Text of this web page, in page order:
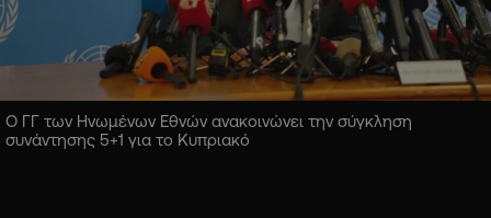
Ο ΓΓ των Ηνωμένων Εθνών ανακοινώνει την σύγκληση
συνάντησης 5+1 για το Κυπριακό